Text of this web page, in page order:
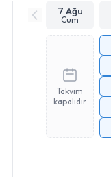
7 Ağu
Cum
Takvim
kapalıdır